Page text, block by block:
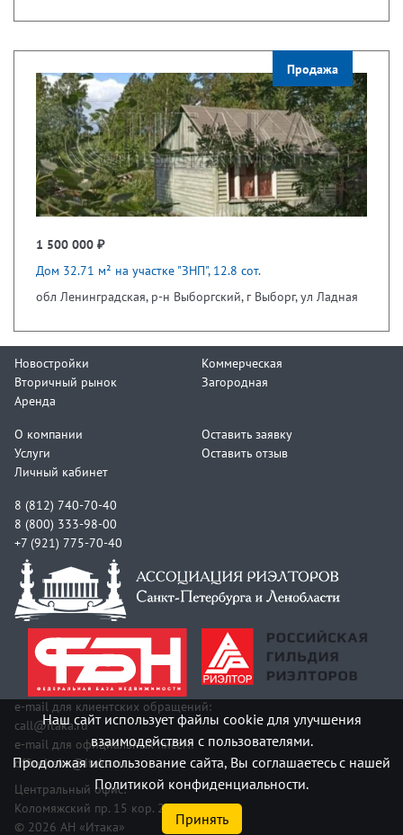
Продажа
1 500 000 ₽
Дом 32.71 м² на участке "ЗНП", 12.8 сот.
обл Ленинградская, р-н Выборгский, г Выборг, ул Ладная
Новостройки
Вторичный рынок
Аренда
Коммерческая
Загородная
О компании
Услуги
Личный кабинет
Оставить заявку
Оставить отзыв
8 (812) 740-70-40
8 (800) 333-98-00
+7 (921) 775-70-40
e-mail для клиентских обращений:
call@itaka.ru
e-mail для официальных писем:
officeitaka@itaka.ru
Центральный офис:
Коломяжский пр. 15 кор. 2
© 2026 АН «Итака»
Наш сайт использует файлы cookie для улучшения
взаимодействия с пользователями.
Продолжая использование сайта, Вы соглашаетесь с нашей
Политикой конфиденциальности.
Принять